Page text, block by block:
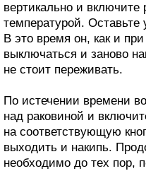
вертикально и
температурой.
В это время он, как и
выключаться и заново
не стоит переживать.
По истечении времени
над раковиной и
на соответствующую
выходить и накипь.
необходимо до тех пор,